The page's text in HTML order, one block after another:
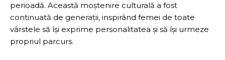
perioadă. Această moștenire culturală a fost
continuată de generații, inspirând femei de toate
vârstele să își exprime personalitatea și să își urmeze
propriul parcurs.